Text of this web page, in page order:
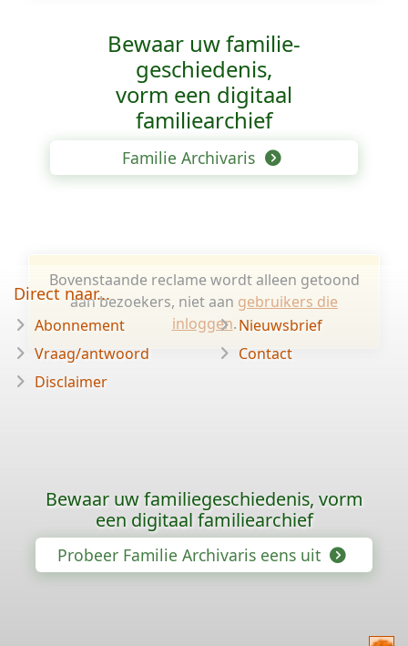
Bewaar uw familie­
geschiedenis,
vorm een digitaal
familiearchief
Familie Archivaris
Bovenstaande reclame wordt alleen getoond
aan bezoekers, niet aan gebruikers die
inloggen.
Direct naar...
Abonnement
Vraag/antwoord
Disclaimer
Nieuwsbrief
Contact
Bewaar uw familiegeschiedenis, vorm
een digitaal familiearchief
Probeer Familie Archivaris eens uit